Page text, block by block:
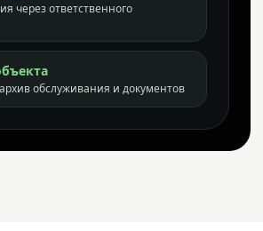
через ответственного
обслуживания и документов